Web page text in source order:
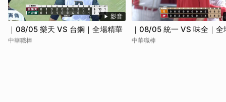
影音
｜08/05 樂天 VS 台鋼｜全場精華
中華職棒
｜08/05 統一 VS 味全｜全
中華職棒